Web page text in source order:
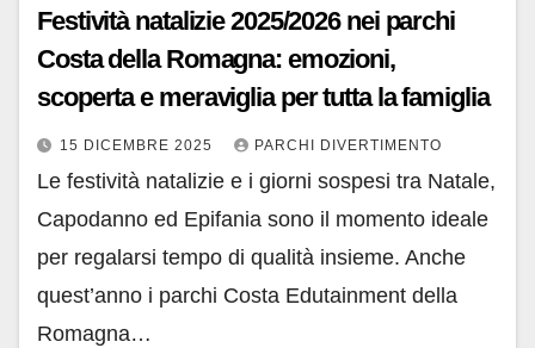
Festività natalizie 2025/2026 nei parchi
Costa della Romagna: emozioni,
scoperta e meraviglia per tutta la famiglia
15 DICEMBRE 2025 PARCHI DIVERTIMENTO
Le festività natalizie e i giorni sospesi tra Natale,
Capodanno ed Epifania sono il momento ideale
per regalarsi tempo di qualità insieme. Anche
quest’anno i parchi Costa Edutainment della
Romagna…